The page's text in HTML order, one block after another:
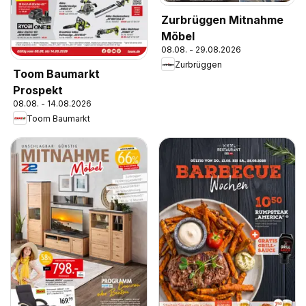
Toom Baumarkt
Prospekt
08.08. - 14.08.2026
Toom Baumarkt
Zurbrüggen Mitnahme
Möbel
08.08. - 29.08.2026
Zurbrüggen